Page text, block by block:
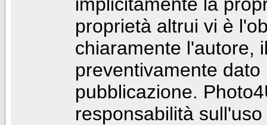
proprietà altrui vi è
chiaramente l'autore,
preventivamente
pubblicazione.
responsabilità